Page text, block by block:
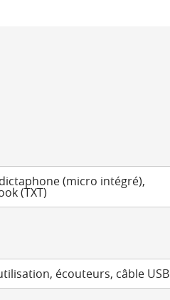
(micro intégré),
(TXT)
écouteurs, câble USB